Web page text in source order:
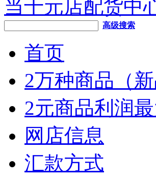
高级搜索
首页
2万种商品（
2元商品利润
网店信息
汇款方式